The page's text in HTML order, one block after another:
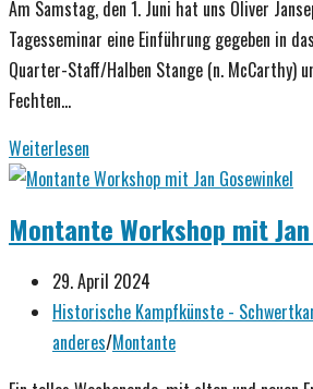
Am Samstag, den 1. Juni hat uns Oliver
Tagesseminar eine Einführung gegeben in
Quarter-Staff/Halben Stange (n. McCarthy)
Fechten…
Weiterlesen
mit
Spazierstock,
Quarter-
Staff/
Halben
Stange
Montante Workshop mit
Beitrag
veröffentlicht:
29. April 2024
Beitrags-
Kategorie:
Historische Kampfkünste -
anderes/Montante